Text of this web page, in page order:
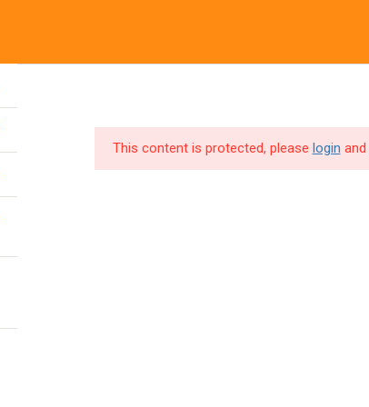
This content is protected, please login and